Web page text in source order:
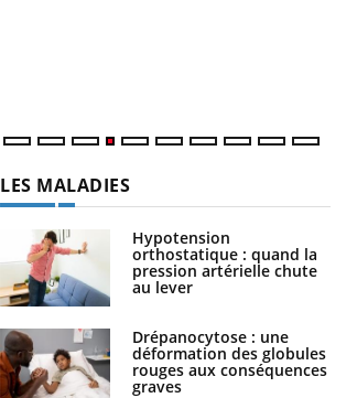
LES MALADIES
Hypotension
orthostatique : quand la
pression artérielle chute
au lever
Drépanocytose : une
déformation des globules
rouges aux conséquences
graves